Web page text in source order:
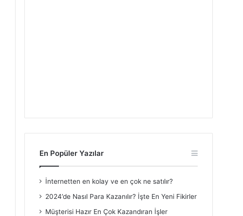
En Popüler Yazılar
İnternetten en kolay ve en çok ne satılır?
2024’de Nasıl Para Kazanılır? İşte En Yeni Fikirler
Müşterisi Hazır En Çok Kazandıran İşler